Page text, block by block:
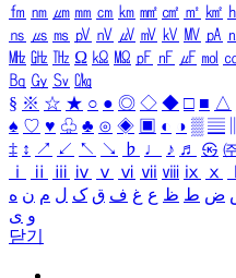
㎙ ㎚ ㎛ ㎜ ㎝ ㎞ ㎟ ㎠ ㎡ ㎢
㎱ ㎲ ㎳ ㎴ ㎵ ㎶ ㎷ ㎸ ㎹ ㎀
㎒ ㎓ ㎔ Ω ㏀ ㏁ ㎊ ㎋ ㎌ ㏖
㏃ ㏉ ㏜ ㏆
§ ※ ☆ ★ ○ ● ◎ ◇ ◆ □ ■ △
♠ ♡ ♥ ♧ ♣ ⊙ ◈ ▣ ◐ ◑ ▒ ▤
‡ ↕ ↗ ↙ ↖ ↘ ♭ ♩ ♪ ♬ ㉿
ⅰ
ⅱ ⅲ ⅳ ⅴ ⅵ ⅶ ⅷ ⅸ ⅹ
ض ط ظ ع غ ف ق ک ل م ن ه
و ی
닫기